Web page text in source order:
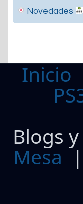
Novedades
Inicio
Blogs
Mesa |